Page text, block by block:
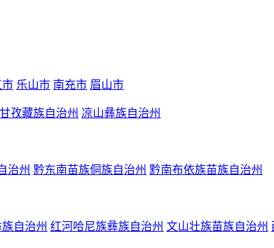
市 乐山市 南充市 眉山市
甘孜藏族自治州 凉山彝族自治州
治州 黔东南苗族侗族自治州 黔南布依族苗族自治州
自治州 红河哈尼族彝族自治州 文山壮族苗族自治州